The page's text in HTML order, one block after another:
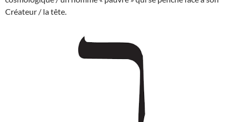
Créateur / la tête.